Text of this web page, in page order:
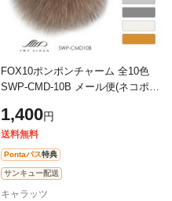
FOX10ポンポンチャーム 全10色
SWP-CMD-10B メール便(ネコポス)
1,400円
送料無料
Pontaパス特典
サンキュー配送
キャラッツ